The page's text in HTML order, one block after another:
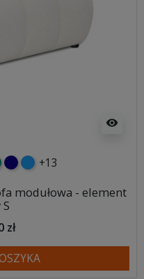
visibility
granatowy
niebieski
+13
modułowa - element
zł